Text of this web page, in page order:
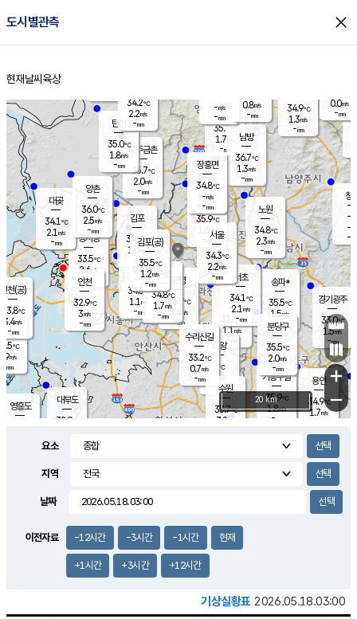
도시별관측 close
홈
현재날씨 육상
의도
℃
m/s
mm
영흥도
양주
35.7℃
1.7
-mm
과천
33.6℃
1.1m/s
- mm
용인
34.9℃
1.7m/s
경기광주
33.0℃
1.5m/s
-mm
2.3m/s
대부도
32.9
경서동
33.5℃
2.6 m/s
-mm
파주금촌
35.7℃
2.0m/s
-mm
34.9℃
1.3m/s
-mm
대곶
34.1℃
2.1 m/s
-mm
창
-
-m/
-
탄현
35.0℃
1.8m/s
-mm
0.0m/s
-mm
의왕
- ℃
m/s
mm
김포
34.8℃
1.0 m/s
mm
광명
33.9 ℃
2.4 m/s
-mm
부천
34.5℃
1.1 m/s
-mm
양촌
36.0℃
2.5m/s
-mm
구로
34.8℃
1.7m/s
-mm
은평
35.9℃
1.6 m/s
- mm
노원
34.8℃
2.3m/s
-mm
송파*
35.5℃
1.5m/s
-mm
서초
34.1℃
2.1 m/s
-mm
남방
36.7℃
1.3m/s
-mm
기흥구갈
35.9℃
1.8m/s
-
수리산길
33.2℃
0.7m/s
-mm
분당구
35.5℃
2.0m/s
-mm
장흥면
34.8℃
-m/s
-mm
-m/s
-mm
인천(공)
33.8℃
3.4m/s
-mm
김포(공)
35.5℃
1.2m/s
-mm
수원
33.7℃
3.2 m/s
인천
32.9℃
3m/s
-mm
서울
34.3℃
2.2m/s
-mm
34.2℃
2.2m/s
-mm
0.8m/s
-mm
+
−
20 km
요소
지역
날짜
이전자료 -12시간 -3시간 -1시간 현재
+1시간 +3시간 +12시간
기상실황표 2026.05.18.03:00